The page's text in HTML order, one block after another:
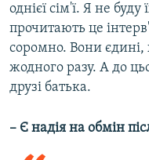
однієї сім'ї. Я не
прочитають це
соромно. Вони єдині,
жодного разу. А до
друзі батька.
– Є надія на обмін